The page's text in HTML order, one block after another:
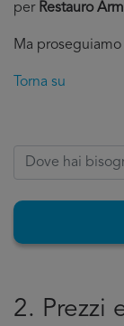
per Restauro
Ma
Torna su
2. Prezzi